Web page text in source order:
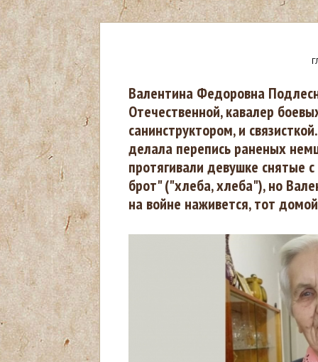
В
ы
з
д
Валентина Федоровна
Отечественной, кавалер
санинструктором, и
делала перепись раненых
протягивали девушке снятые
брот" ("хлеба, хлеба"), но
на войне наживется, тот